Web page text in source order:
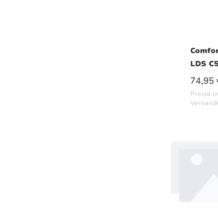
LDS
74,95
Preise